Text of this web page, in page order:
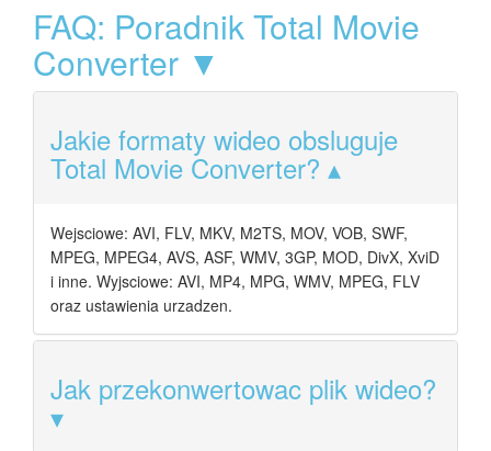
FAQ: Poradnik Total Movie
Converter ▼
Jakie formaty wideo obsluguje
Total Movie Converter?
Wejsciowe: AVI, FLV, MKV, M2TS, MOV, VOB, SWF,
MPEG, MPEG4, AVS, ASF, WMV, 3GP, MOD, DivX, XviD
i inne. Wyjsciowe: AVI, MP4, MPG, WMV, MPEG, FLV
oraz ustawienia urzadzen.
Jak przekonwertowac plik wideo?